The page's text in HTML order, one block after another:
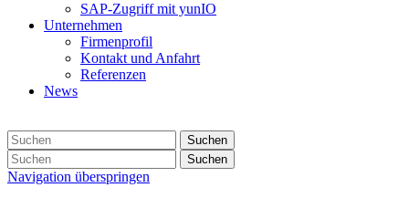
SAP-Zugriff mit yunIO
Unternehmen
Firmenprofil
Kontakt und Anfahrt
Referenzen
News
Suchen
Suchen
Navigation überspringen